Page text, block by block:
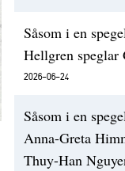
Såsom i en
Hellgren speglar
2026-06-24
Såsom i en
Anna-Greta
Thuy-Han